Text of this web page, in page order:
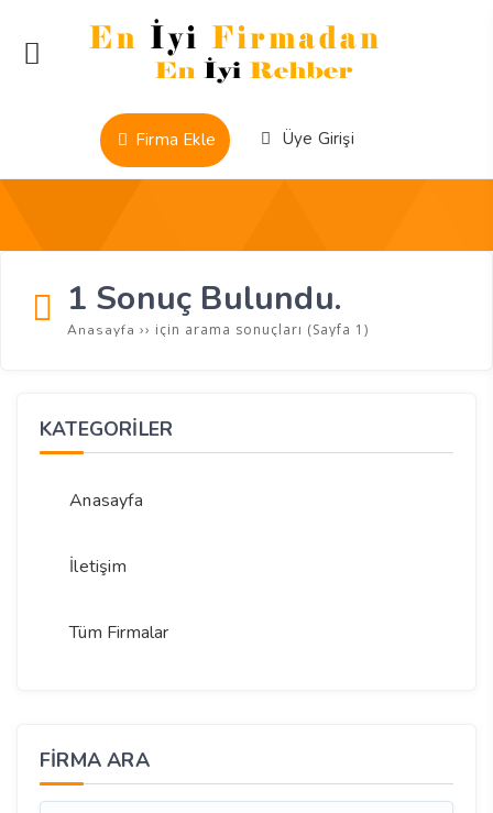
Üye Girişi
Firma Ekle
1 Sonuç Bulundu.
Anasayfa ›› için arama sonuçları (Sayfa 1)
KATEGORİLER
Anasayfa
İletişim
Tüm Firmalar
FIRMA ARA